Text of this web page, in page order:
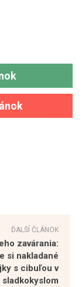
ĎALŠÍ ČLÁNOK
zavárania:
si nakladané
s cibuľou v